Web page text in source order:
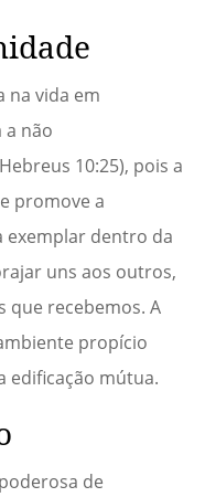
na vida em
a não
10:25), pois a
promove a
exemplar dentro da
uns aos outros,
que recebemos. A
propício
edificação mútua.
de